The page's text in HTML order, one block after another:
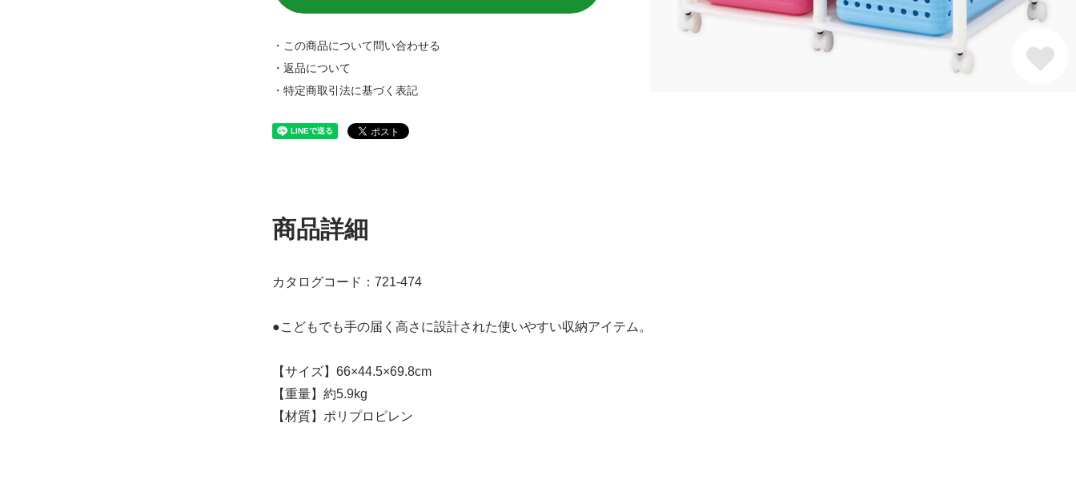
・この商品について問い合わせる
・返品について
・特定商取引法に基づく表記
商品詳細
カタログコード：721-474
●こどもでも手の届く高さに設計された使いやすい収納アイテム。
【サイズ】66×44.5×69.8cm
【重量】約5.9kg
【材質】ポリプロピレン